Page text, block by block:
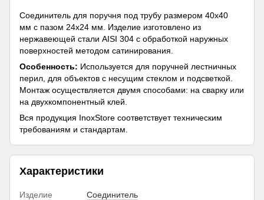
Соединитель для поручня под трубу размером 40х40
мм с пазом 24x24 мм. Изделие изготовлено из
нержавеющей стали AISI 304 с обработкой наружных
поверхностей методом сатинирования.
Особенность: Используется для поручней лестничных
перил, для объектов с несущим стеклом и подсветкой.
Монтаж осуществляется двумя способами: на сварку или
на двухкомпонентный клей.
Вся продукция InoxStore соответствует техническим
требованиям и стандартам.
Характеристики
Изделие
Соединитель